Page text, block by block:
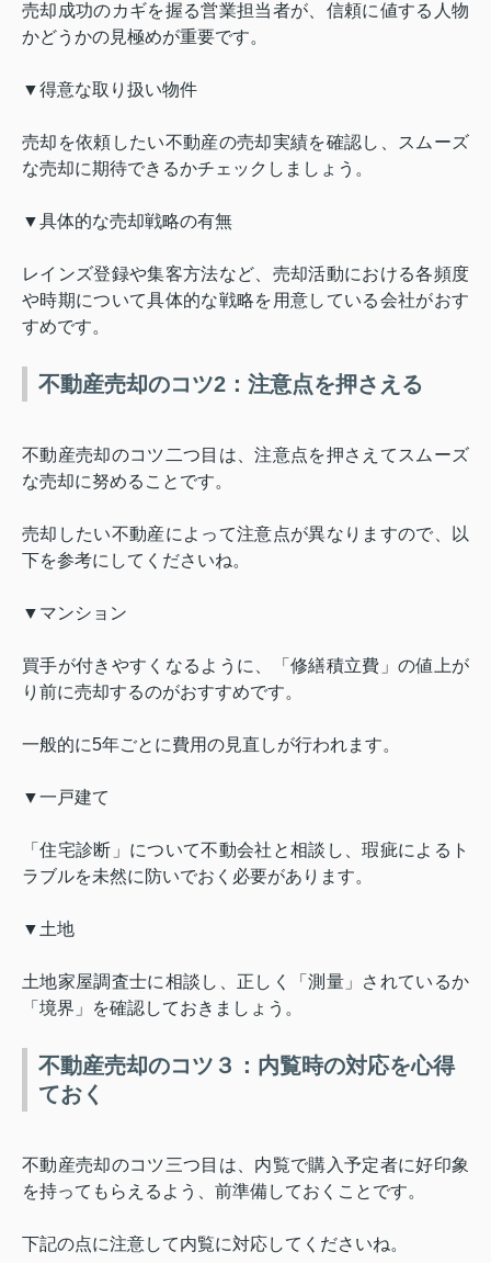
売却成功のカギを握る営業担当者が、信頼に値する人物
かどうかの見極めが重要です。
▼得意な取り扱い物件
売却を依頼したい不動産の売却実績を確認し、スムーズ
な売却に期待できるかチェックしましょう。
▼具体的な売却戦略の有無
レインズ登録や集客方法など、売却活動における各頻度
や時期について具体的な戦略を用意している会社がおす
すめです。
不動産売却のコツ2：注意点を押さえる
不動産売却のコツ二つ目は、注意点を押さえてスムーズ
な売却に努めることです。
売却したい不動産によって注意点が異なりますので、以
下を参考にしてくださいね。
▼マンション
買手が付きやすくなるように、「修繕積立費」の値上が
り前に売却するのがおすすめです。
一般的に5年ごとに費用の見直しが行われます。
▼一戸建て
「住宅診断」について不動会社と相談し、瑕疵によるト
ラブルを未然に防いでおく必要があります。
▼土地
土地家屋調査士に相談し、正しく「測量」されているか
「境界」を確認しておきましょう。
不動産売却のコツ３：内覧時の対応を心得
ておく
不動産売却のコツ三つ目は、内覧で購入予定者に好印象
を持ってもらえるよう、前準備しておくことです。
下記の点に注意して内覧に対応してくださいね。